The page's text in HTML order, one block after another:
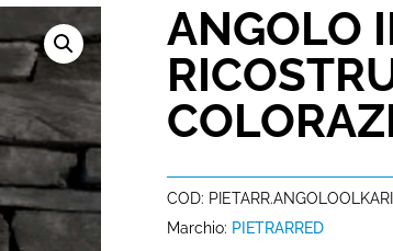
ANGOLO
COD:
Marchio: PIETRARRED